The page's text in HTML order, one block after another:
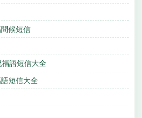
候短信
語短信大全
短信大全